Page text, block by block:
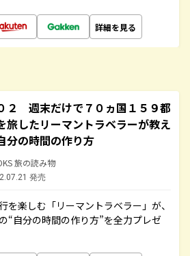
詳細を見る
２ 週末だけで７０ヵ国１５９都
旅したリーマントラベラーが教え
分の時間の作り方
旅の読み物
発売
を楽しむ「リーマントラベラー」が、
“自分の時間の作り方”を全力プレゼ